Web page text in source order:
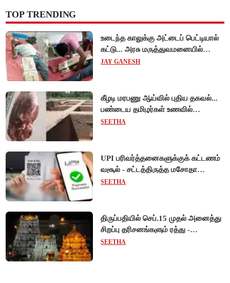
TOP TRENDING
உடைந்த காலுக்கு அட்டைப் பெட்டியால்
கட்டு... அரசு மருத்துவமனையில்
விநோத சிகிச்சை... அதிர்ச்சி வீடியோ!
JAY GANESH
கீழடி மரபணு ஆய்வில் புதிய தகவல்...
பண்டைய தமிழர்கள் உணவில்
அதிகளவு இறைச்சி பயன்பாடு!
SEETHA
UPI பரிவர்த்தனைகளுக்குக் கட்டணம்
வசூல் - சட்டத்திருத்த மசோதா
நிறைவேற்றம்!
SEETHA
திருப்பதியில் செப்.15 முதல் அனைத்து
சிறப்பு தரிசனங்களும் ரத்து -
பிரம்மோற்சவத்திற்கான ஏற்பாடுகள்
SEETHA